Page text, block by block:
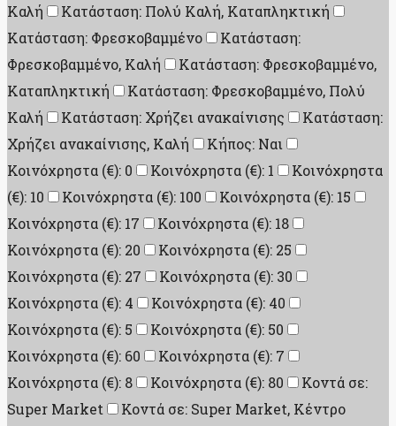
Καλή
Κατάσταση: Πολύ Καλή, Καταπληκτική
Κατάσταση: Φρεσκοβαμμένο
Κατάσταση:
Φρεσκοβαμμένο, Καλή
Κατάσταση: Φρεσκοβαμμένο,
Καταπληκτική
Κατάσταση: Φρεσκοβαμμένο, Πολύ
Καλή
Κατάσταση: Χρήζει ανακαίνισης
Κατάσταση:
Χρήζει ανακαίνισης, Καλή
Κήπος: Ναι
Κοινόχρηστα (€): 0
Κοινόχρηστα (€): 1
Κοινόχρηστα
(€): 10
Κοινόχρηστα (€): 100
Κοινόχρηστα (€): 15
Κοινόχρηστα (€): 17
Κοινόχρηστα (€): 18
Κοινόχρηστα (€): 20
Κοινόχρηστα (€): 25
Κοινόχρηστα (€): 27
Κοινόχρηστα (€): 30
Κοινόχρηστα (€): 4
Κοινόχρηστα (€): 40
Κοινόχρηστα (€): 5
Κοινόχρηστα (€): 50
Κοινόχρηστα (€): 60
Κοινόχρηστα (€): 7
Κοινόχρηστα (€): 8
Κοινόχρηστα (€): 80
Κοντά σε:
Super Market
Κοντά σε: Super Market, Κέντρο